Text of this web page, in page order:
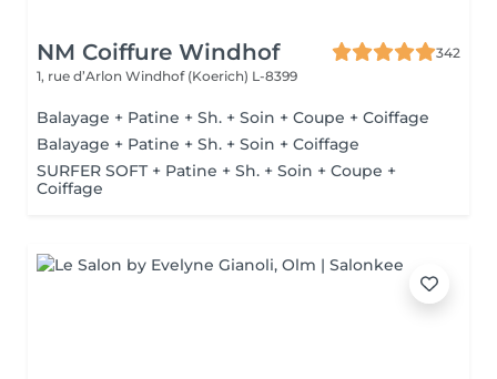
NM Coiffure Windhof
342
1, rue d’Arlon Windhof (Koerich) L-8399
Balayage + Patine + Sh. + Soin + Coupe + Coiffage
Balayage + Patine + Sh. + Soin + Coiffage
SURFER SOFT + Patine + Sh. + Soin + Coupe +
Coiffage